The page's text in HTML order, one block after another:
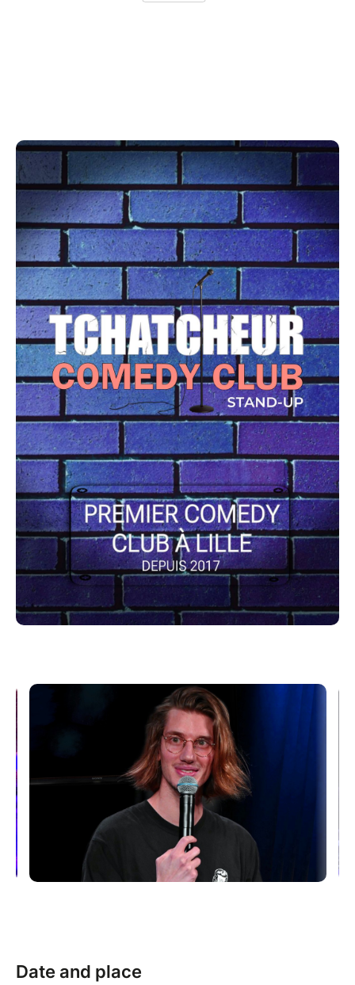
Date and place